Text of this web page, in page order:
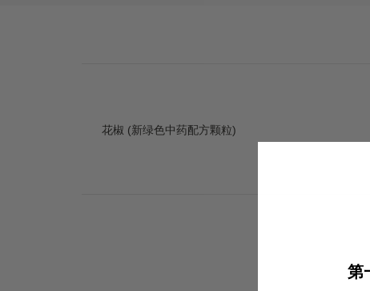
花椒 (新绿色中药配方颗粒)
第